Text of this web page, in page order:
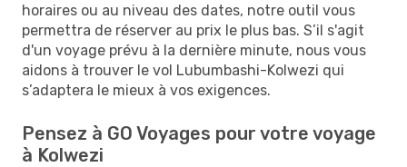
horaires ou au niveau des dates, notre outil vous
permettra de réserver au prix le plus bas. S’il s'agit
d'un voyage prévu à la dernière minute, nous vous
aidons à trouver le vol Lubumbashi-Kolwezi qui
s’adaptera le mieux à vos exigences.
Pensez à GO Voyages pour votre voyage
à Kolwezi